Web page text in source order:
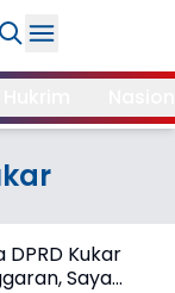
Kukar
Saya